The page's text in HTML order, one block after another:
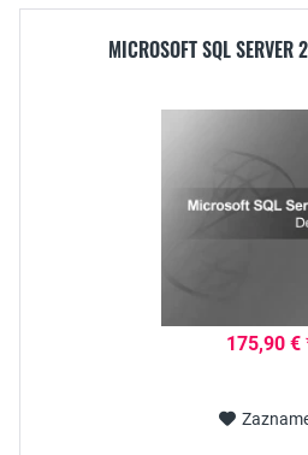
MICROSOFT SQL SERVER
175,90 €